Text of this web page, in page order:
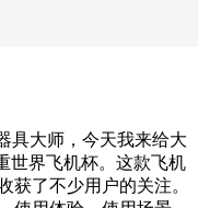
具大师，今天我来给大
世界飞机杯。这款飞机
获了不少用户的关注。